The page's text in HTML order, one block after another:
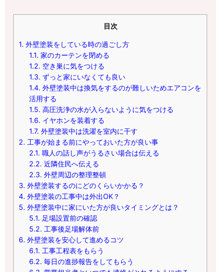
目次
1. 外壁塗装をしている時の過ごし方
1.1. 家のカーテンを閉める
1.2. 空き巣に気をつける
1.3. ずっと家にいなくても良い
1.4. 外壁塗装中は換気をするのが難しいためエアコンを
活用する
1.5. 高圧洗浄の水が入らないように気をつける
1.6. イヤホンを装着する
1.7. 外壁塗装中は洗濯を室内に干す
2. 工事が始まる前にやっておいた方が良い事
2.1. 職人の話し声がうるさい場合は伝える
2.2. 近隣住民へ伝える
2.3. 外壁周辺の整理整頓
3. 外壁塗装するのにどのくらいかかる？
4. 外壁塗装の工事中は外出OK？
5. 外壁塗装中に家にいた方が良いタイミングとは？
5.1. 足場設置前の確認
5.2. 工事後足場解体前
6. 外壁塗装を安心して進めるコツ
6.1. 工事工程表をもらう
6.2. 毎日の進捗報告をしてもらう